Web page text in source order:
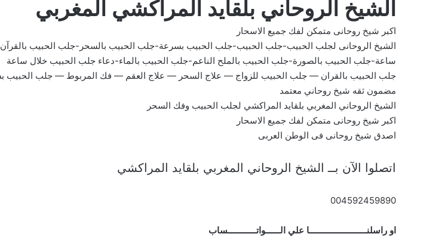
الشيخ الروحاني بلقايد المراكشي المغربي
اكبر شيخ روحانى متمكن لفك جميع الاسحار
الشيخ الروحانى لجلب الحبيب-جلب الحبيب-جلب الحبيب بسرعة-جلب الحبيب بالسحر-جلب الحبيب
ساعة-جلب الحبيب بالصورة-جلب الحبيب بالملح الناعم-جلب الحبيب بالماء-دعاء جلب الحبيب خلال ساعة
جلب الحبيب بالقران — جلب الحبيب للزواج — علاج السحر — علاج العقم — فك المربوط — جلب
مضمون ثقه شيخ روحاني معتمد
الشيخ الروحاني المغربي بلقايد المراكشي لجلب الحبيب وفك السحر
اكبر شيخ روحانى متمكن لفك جميع الاسحار
اصدق شيخ روحانى فى الوطن العربى
اتصلوا الآن بــ الشيخ الروحاني المغربي بلقايد المراكشي
004592459890
او راسلنــــــــــــــــــــــــا علي الــــــواتــــــــــــساب